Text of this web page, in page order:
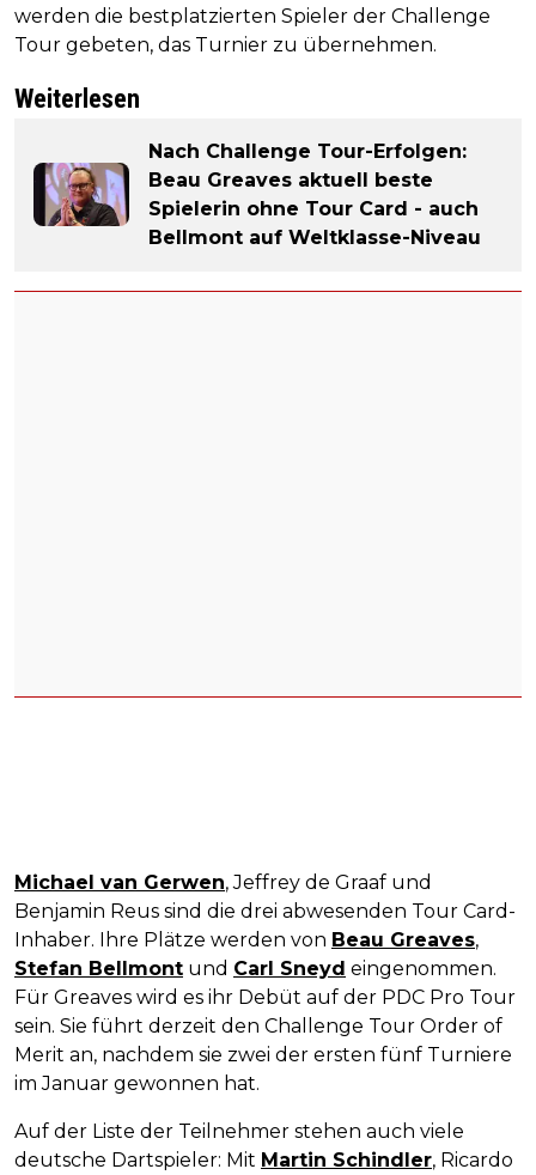
werden die bestplatzierten Spieler der Challenge
Tour gebeten, das Turnier zu übernehmen.
Weiterlesen
Nach Challenge Tour-Erfolgen:
Beau Greaves aktuell beste
Spielerin ohne Tour Card - auch
Bellmont auf Weltklasse-Niveau
Michael van Gerwen, Jeffrey de Graaf und
Benjamin Reus sind die drei abwesenden Tour Card-
Inhaber. Ihre Plätze werden von Beau Greaves,
Stefan Bellmont und Carl Sneyd eingenommen.
Für Greaves wird es ihr Debüt auf der PDC Pro Tour
sein. Sie führt derzeit den Challenge Tour Order of
Merit an, nachdem sie zwei der ersten fünf Turniere
im Januar gewonnen hat.
Auf der Liste der Teilnehmer stehen auch viele
deutsche Dartspieler: Mit Martin Schindler, Ricardo